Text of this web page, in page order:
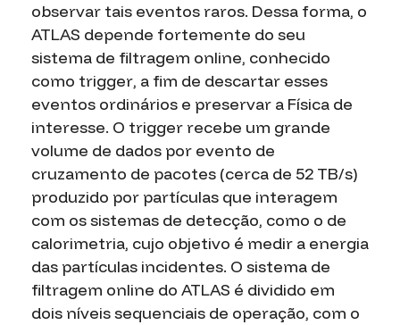
observar tais eventos raros. Dessa forma, o
ATLAS depende fortemente do seu
sistema de filtragem online, conhecido
como trigger, a fim de descartar esses
eventos ordinários e preservar a Física de
interesse. O trigger recebe um grande
volume de dados por evento de
cruzamento de pacotes (cerca de 52 TB/s)
produzido por partículas que interagem
com os sistemas de detecção, como o de
calorimetria, cujo objetivo é medir a energia
das partículas incidentes. O sistema de
filtragem online do ATLAS é dividido em
dois níveis sequenciais de operação, com o